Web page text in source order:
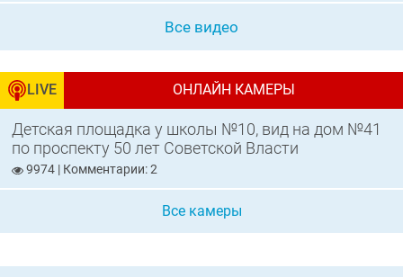
Все видео
LIVE ОНЛАЙН КАМЕРЫ
Детская площадка у школы №10, вид на дом №41
по проспекту 50 лет Советской Власти
9974 | Комментарии: 2
Все камеры